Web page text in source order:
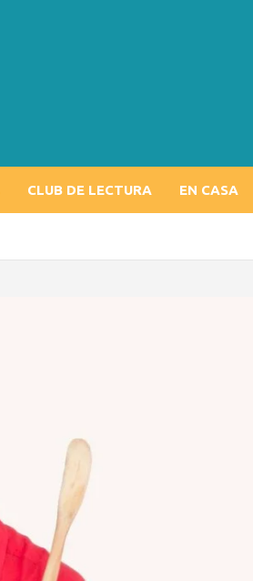
CLUB DE LECTURA EN CASA